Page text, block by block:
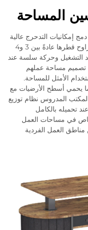
المساحة
إمكانيات التدحرج عالية
الجودة. تتميز عجلاته الدوارة الفاخرة، التي يتراوح قطرها عادةً بين 3 و4
التشغيل وحركة سلسة عند
تصميم مساحة عملهم
الأمثل للمساحة.
يحمي أسطح الأرضيات مع
المدروس نظام توزيع
تحميله بالكامل
خاص في مساحات العمل
مناطق العمل الفردية